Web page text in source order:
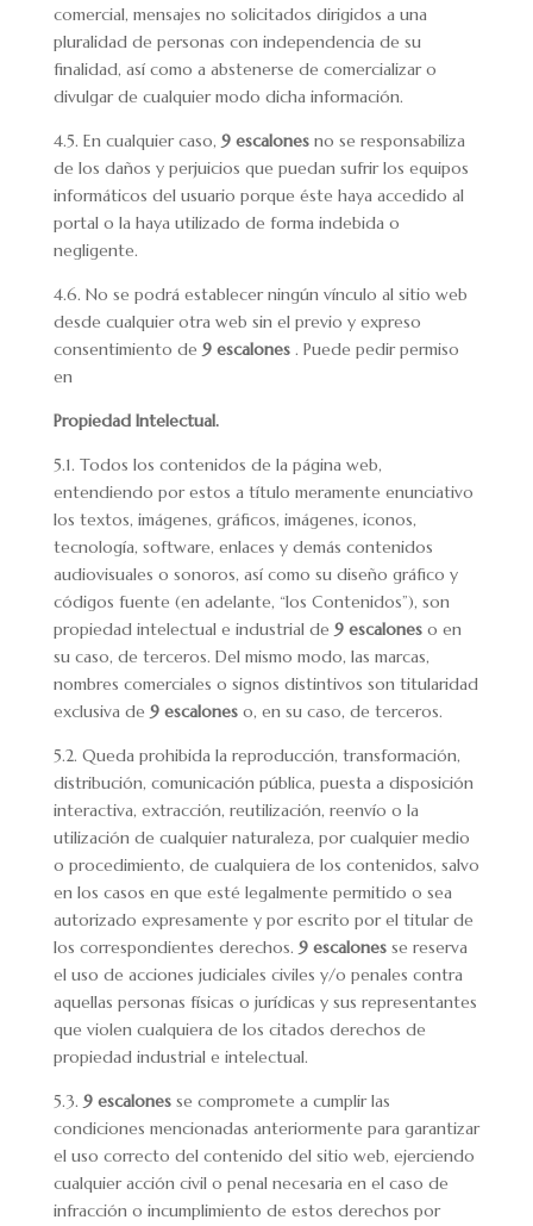
comercial, mensajes no solicitados dirigidos a una
pluralidad de personas con independencia de su
finalidad, así como a abstenerse de comercializar o
divulgar de cualquier modo dicha información.
4.5. En cualquier caso, 9 escalones no se responsabiliza
de los daños y perjuicios que puedan sufrir los equipos
informáticos del usuario porque éste haya accedido al
portal o la haya utilizado de forma indebida o
negligente.
4.6. No se podrá establecer ningún vínculo al sitio web
desde cualquier otra web sin el previo y expreso
consentimiento de 9 escalones . Puede pedir permiso
en
Propiedad Intelectual.
5.1. Todos los contenidos de la página web,
entendiendo por estos a título meramente enunciativo
los textos, imágenes, gráficos, imágenes, iconos,
tecnología, software, enlaces y demás contenidos
audiovisuales o sonoros, así como su diseño gráfico y
códigos fuente (en adelante, “los Contenidos”), son
propiedad intelectual e industrial de 9 escalones o en
su caso, de terceros. Del mismo modo, las marcas,
nombres comerciales o signos distintivos son titularidad
exclusiva de 9 escalones o, en su caso, de terceros.
5.2. Queda prohibida la reproducción, transformación,
distribución, comunicación pública, puesta a disposición
interactiva, extracción, reutilización, reenvío o la
utilización de cualquier naturaleza, por cualquier medio
o procedimiento, de cualquiera de los contenidos, salvo
en los casos en que esté legalmente permitido o sea
autorizado expresamente y por escrito por el titular de
los correspondientes derechos. 9 escalones se reserva
el uso de acciones judiciales civiles y/o penales contra
aquellas personas físicas o jurídicas y sus representantes
que violen cualquiera de los citados derechos de
propiedad industrial e intelectual.
5.3. 9 escalones se compromete a cumplir las
condiciones mencionadas anteriormente para garantizar
el uso correcto del contenido del sitio web, ejerciendo
cualquier acción civil o penal necesaria en el caso de
infracción o incumplimiento de estos derechos por